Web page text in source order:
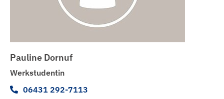
Pauline Dornuf
Werkstudentin
06431 292-7113